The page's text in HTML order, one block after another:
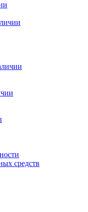
средств